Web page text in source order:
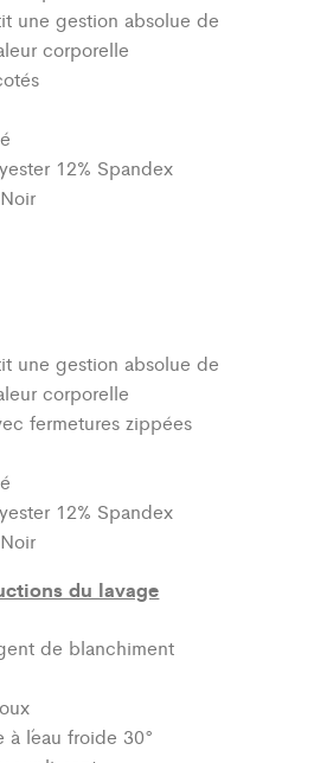
une gestion absolue de
corporelle
12% Spandex
une gestion absolue de
corporelle
fermetures zippées
12% Spandex
du lavage
de blanchiment
l´eau froide 30°